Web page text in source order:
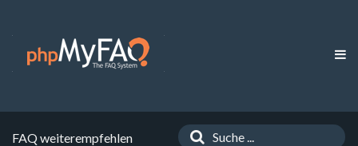
FAQ weiterempfehlen